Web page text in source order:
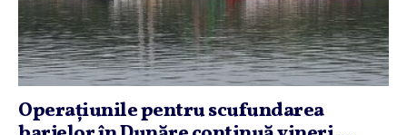
Operaţiunile pentru scufundarea